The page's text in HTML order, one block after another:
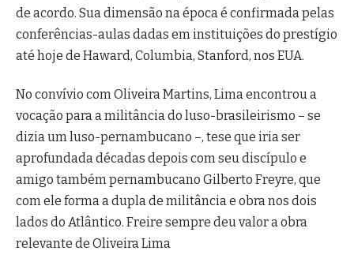
de acordo. Sua dimensão na época é confirmada pelas
conferências-aulas dadas em instituições do prestígio
até hoje de Haward, Columbia, Stanford, nos EUA.
No convívio com Oliveira Martins, Lima encontrou a
vocação para a militância do luso-brasileirismo – se
dizia um luso-pernambucano –, tese que iria ser
aprofundada décadas depois com seu discípulo e
amigo também pernambucano Gilberto Freyre, que
com ele forma a dupla de militância e obra nos dois
lados do Atlântico. Freire sempre deu valor a obra
relevante de Oliveira Lima